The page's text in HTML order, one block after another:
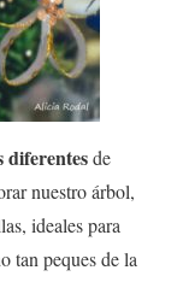
diferentesde
nuestro árbol,
ideales para
tan peques de la